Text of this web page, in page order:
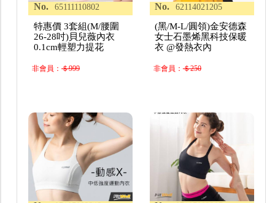
No. 65111110802
特惠價 3套組(M/腰圍
26-28吋)貝兒薇內衣
0.1cm輕塑力提花
非會員：＄999
No. 62114021205
(黑/M-L/圓領)金安德森
女士石墨烯黑科技保暖
衣 @發熱衣內
非會員：＄250